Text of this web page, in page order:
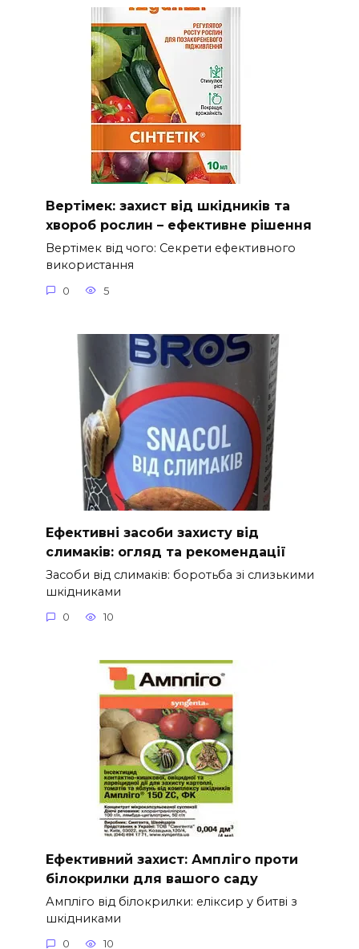
Вертімек: захист від шкідників та
хвороб рослин – ефективне рішення
Вертімек від чого: Секрети ефективного
використання
0 5
Ефективні засоби захисту від
слимаків: огляд та рекомендації
Засоби від слимаків: боротьба зі слизькими
шкідниками
0 10
Ефективний захист: Ампліго проти
білокрилки для вашого саду
Ампліго від білокрилки: еліксир у битві з
шкідниками
0 10